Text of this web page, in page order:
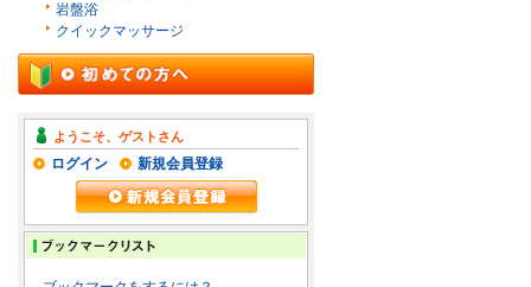
岩盤浴
クイックマッサージ
ようこそ、ゲストさん
ログイン 新規会員登録